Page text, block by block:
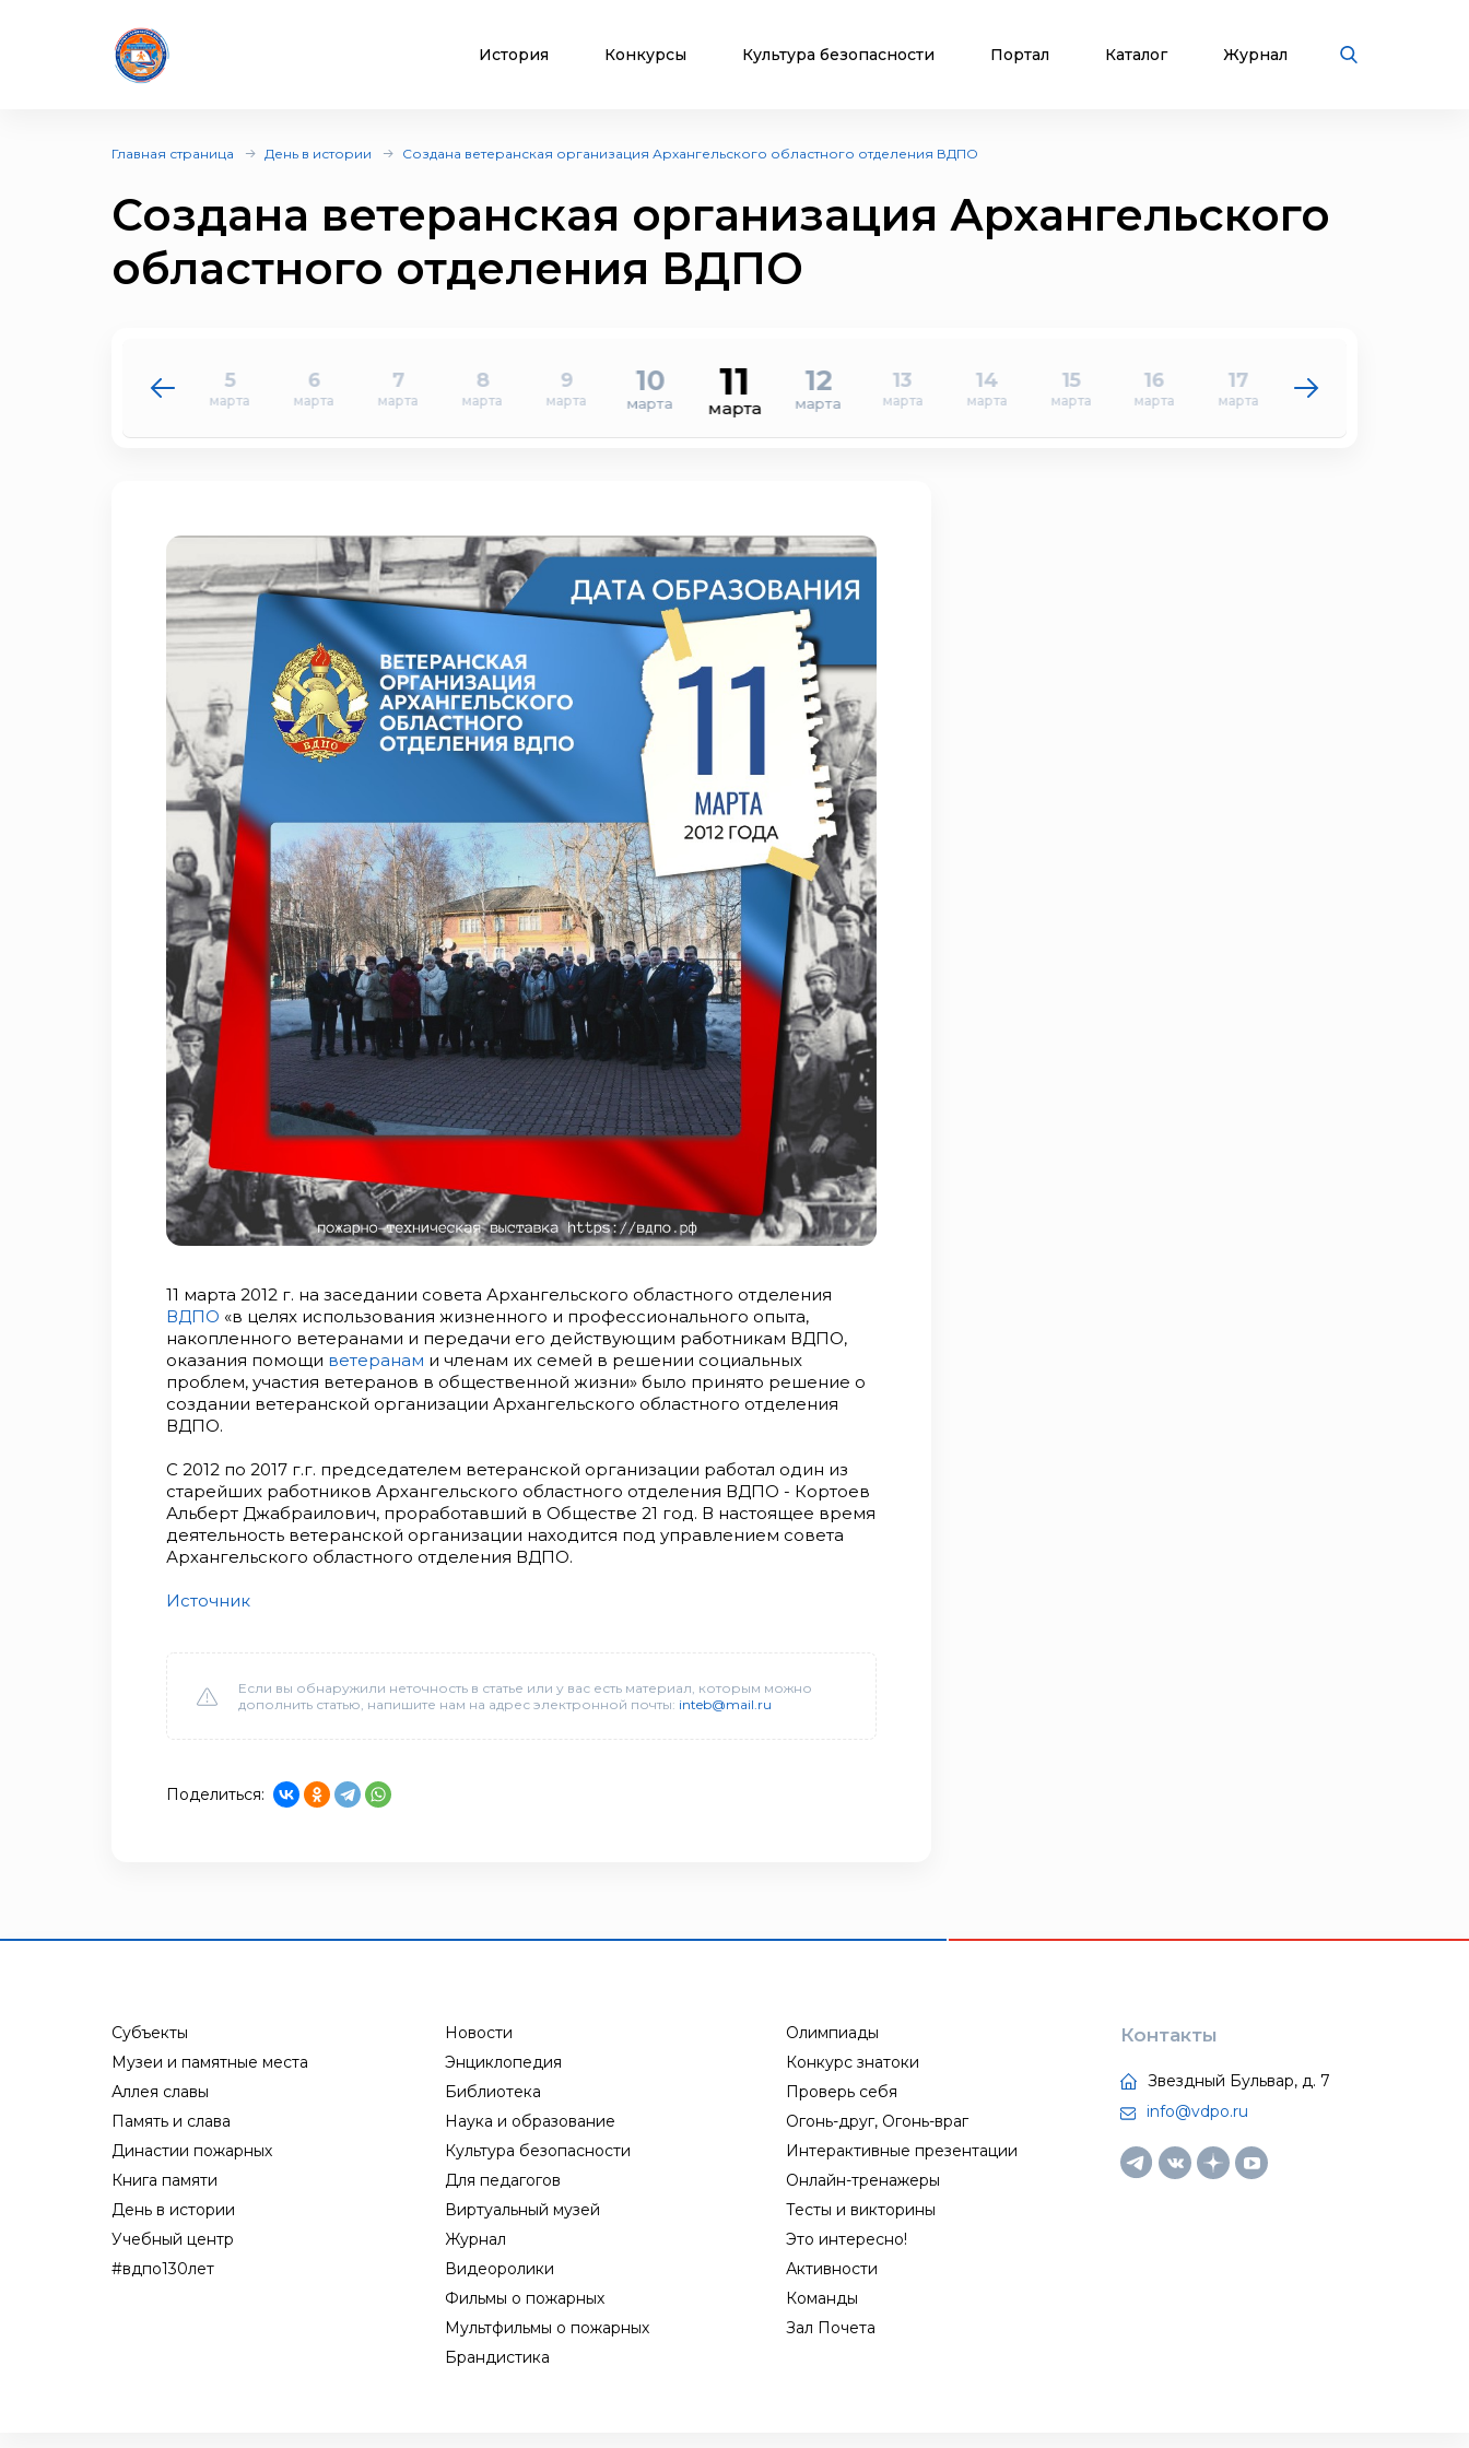
История Конкурсы Культура безопасности Портал Каталог Журнал
Главная страница День в истории Создана ветеранская организация Архангельского областного отделения ВДПО
Создана ветеранская организация Архангельского
областного отделения ВДПО
4
марта
5
марта
6
марта
7
марта
8
марта
9
марта
10
марта 11
марта
12
марта
13
марта
14
марта
15
марта
16
марта
17
марта
18
марта
11 марта 2012 г. на заседании совета Архангельского областного отделения
ВДПО «в целях использования жизненного и профессионального опыта,
накопленного ветеранами и передачи его действующим работникам ВДПО,
оказания помощи ветеранам и членам их семей в решении социальных
проблем, участия ветеранов в общественной жизни» было принято решение о
создании ветеранской организации Архангельского областного отделения
ВДПО.
С 2012 по 2017 г.г. председателем ветеранской организации работал один из
старейших работников Архангельского областного отделения ВДПО - Кортоев
Альберт Джабраилович, проработавший в Обществе 21 год. В настоящее время
деятельность ветеранской организации находится под управлением совета
Архангельского областного отделения ВДПО.
Источник
Если вы обнаружили неточность в статье или у вас есть материал, которым можно
дополнить статью, напишите нам на адрес электронной почты: inteb@mail.ru
Поделиться:
Субъекты
Музеи и памятные места
Аллея славы
Память и слава
Династии пожарных
Книга памяти
День в истории
Учебный центр
#вдпо130лет
Новости
Энциклопедия
Библиотека
Наука и образование
Культура безопасности
Для педагогов
Виртуальный музей
Журнал
Видеоролики
Фильмы о пожарных
Мультфильмы о пожарных
Брандистика
Олимпиады
Конкурс знатоки
Проверь себя
Огонь-друг, Огонь-враг
Интерактивные презентации
Онлайн-тренажеры
Тесты и викторины
Это интересно!
Активности
Команды
Зал Почета
Контакты
Звездный Бульвар, д. 7
info@vdpo.ru